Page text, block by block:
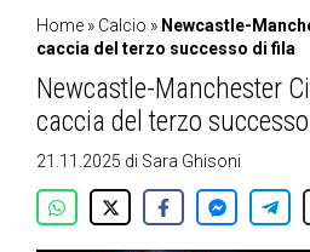
Home » Calcio » Newcastle-
caccia del terzo successo di fila
Newcastle-Manchester
caccia del terzo
21.11.2025 di Sara Ghisoni